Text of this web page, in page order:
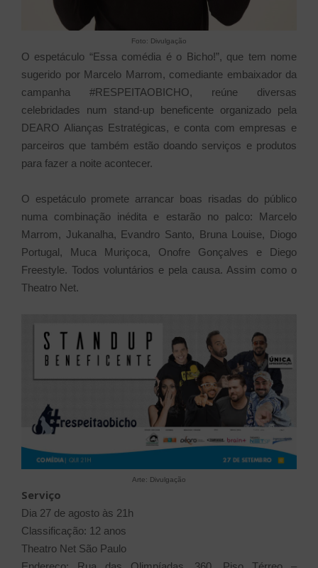
Foto: Divulgação
O espetáculo “Essa comédia é o Bicho!”, que tem nome
sugerido por Marcelo Marrom, comediante embaixador da
campanha #RESPEITAOBICHO, reúne diversas
celebridades num stand-up beneficente organizado pela
DEARO Alianças Estratégicas, e conta com empresas e
parceiros que também estão doando serviços e produtos
para fazer a noite acontecer.
O espetáculo promete arrancar boas risadas do público
numa combinação inédita e estarão no palco: Marcelo
Marrom, Jukanalha, Evandro Santo, Bruna Louise, Diogo
Portugal, Muca Muriçoca, Onofre Gonçalves e Diego
Freestyle. Todos voluntários e pela causa. Assim como o
Theatro Net.
Arte: Divulgação
Serviço
Dia 27 de agosto às 21h
Classificação: 12 anos
Theatro Net São Paulo